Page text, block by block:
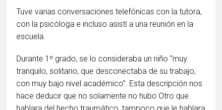
Tuve varias conversaciones telefónicas con la tutora,
con la psicóloga e incluso asistí a una reunión en la
escuela.
Durante 1º grado, se lo consideraba un niño “muy
tranquilo, solitario, que desconectaba de su trabajo,
con muy bajo nivel académico”. Esta descripción nos
hace deducir que no solamente no hubo Otro que
hablara del hecho traumático, tampoco que le hablara